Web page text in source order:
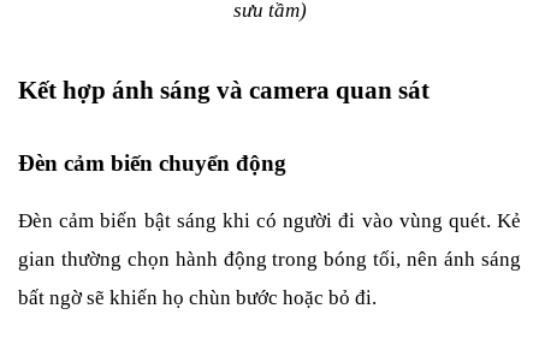
sưu tầm)
Kết hợp ánh sáng và camera quan sát
Đèn cảm biến chuyển động
Đèn cảm biến bật sáng khi có người đi vào vùng quét. Kẻ
gian thường chọn hành động trong bóng tối, nên ánh sáng
bất ngờ sẽ khiến họ chùn bước hoặc bỏ đi.